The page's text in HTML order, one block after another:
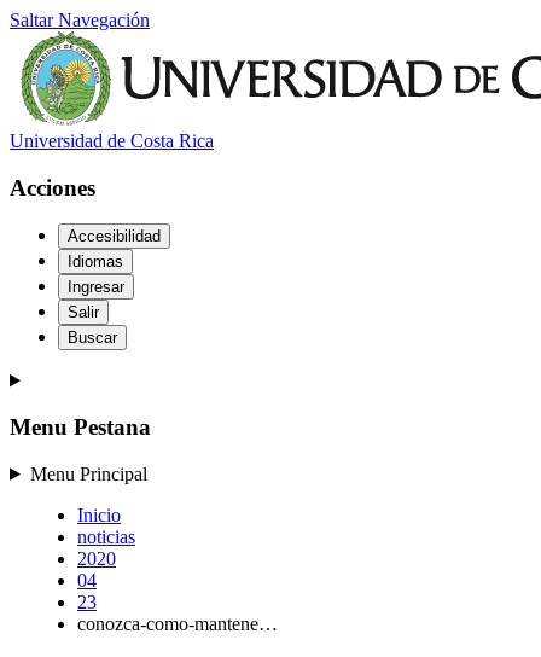
Saltar Navegación
Universidad de Costa Rica
Acciones
Accesibilidad
Idiomas
Ingresar
Salir
Buscar
Menu Pestana
Menu Principal
Inicio
noticias
2020
04
23
conozca-como-mantene…